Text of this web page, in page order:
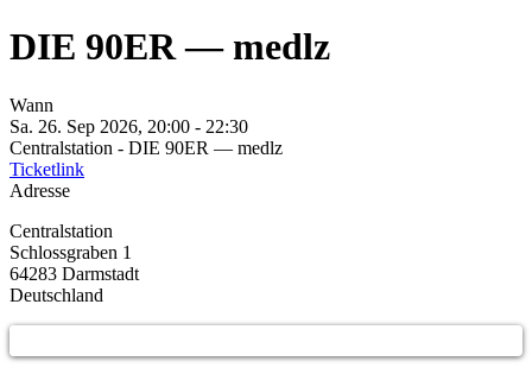
DIE 90ER — medlz
Wann
Sa. 26. Sep 2026, 20:00 - 22:30
Centralstation - DIE 90ER — medlz
Ticketlink
Adresse
Centralstation
Schlossgraben 1
64283 Darmstadt
Deutschland